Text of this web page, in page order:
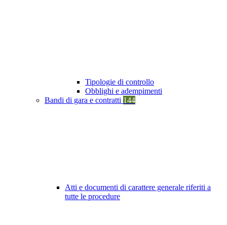
Tipologie di controllo
Obblighi e adempimenti
Bandi di gara e contratti 144
Atti e documenti di carattere generale riferiti a
tutte le procedure